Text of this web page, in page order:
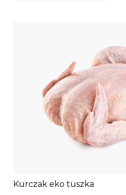
Kurczak eko tuszka